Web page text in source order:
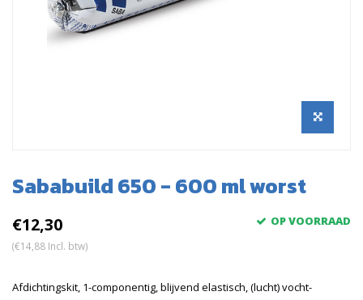
Sababuild 650 - 600 ml worst
€12,30
(€14,88 Incl. btw)
OP VOORRAAD
Afdichtingskit, 1-componentig, blijvend elastisch, (lucht) vocht-